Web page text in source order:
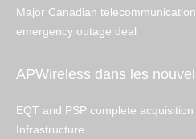
Major Canadian
emergency outage deal
APWireless dans les
EQT and PSP complete
Infrastructure